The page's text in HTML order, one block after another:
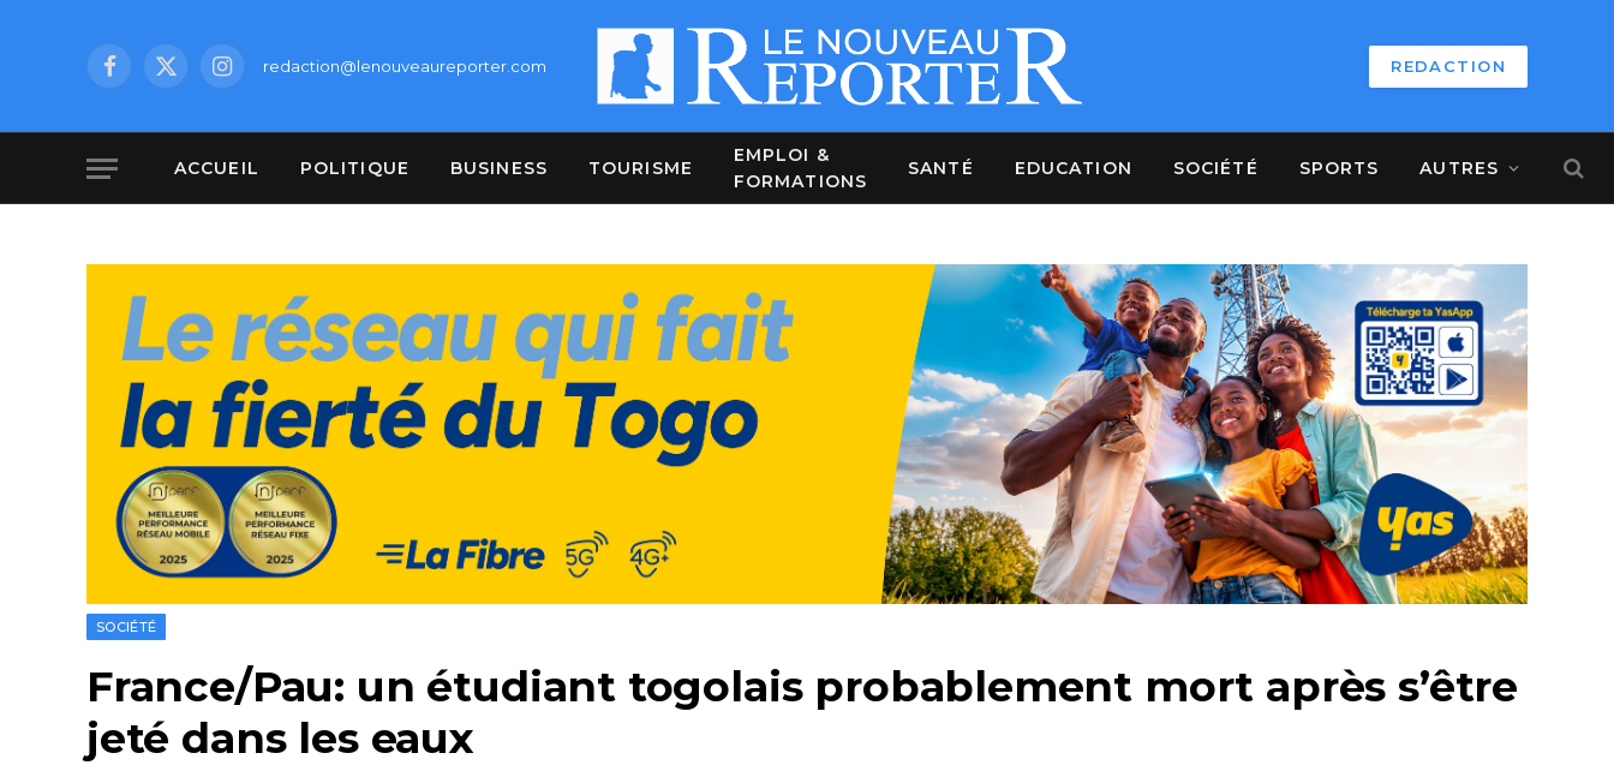
Facebook
X
Instagramredaction@lenouveaureporter.com REDACTION
ACCUEIL POLITIQUE BUSINESS TOURISME
EMPLOI &
FORMATIONS
SANTÉ EDUCATION SOCIÉTÉ SPORTS AUTRES
SOCIÉTÉ
France/Pau: un étudiant togolais probablement mort après s’être
jeté dans les eaux